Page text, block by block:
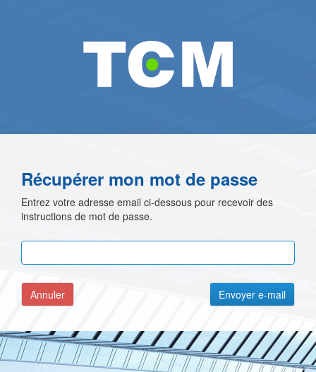
Récupérer mon mot de passe
Entrez votre adresse email ci-dessous pour recevoir des
instructions de mot de passe.